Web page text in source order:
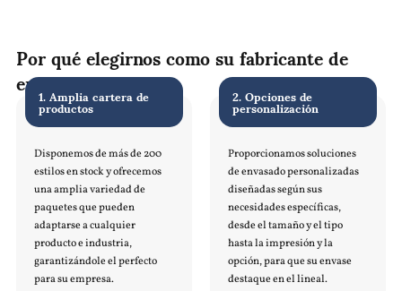
Por qué elegirnos como su fabricante de
envases flexibles
1. Amplia cartera de
productos
Disponemos de más de 200
estilos en stock y ofrecemos
una amplia variedad de
paquetes que pueden
adaptarse a cualquier
producto e industria,
garantizándole el perfecto
para su empresa.
2. Opciones de
personalización
Proporcionamos soluciones
de envasado personalizadas
diseñadas según sus
necesidades específicas,
desde el tamaño y el tipo
hasta la impresión y la
opción, para que su envase
destaque en el lineal.